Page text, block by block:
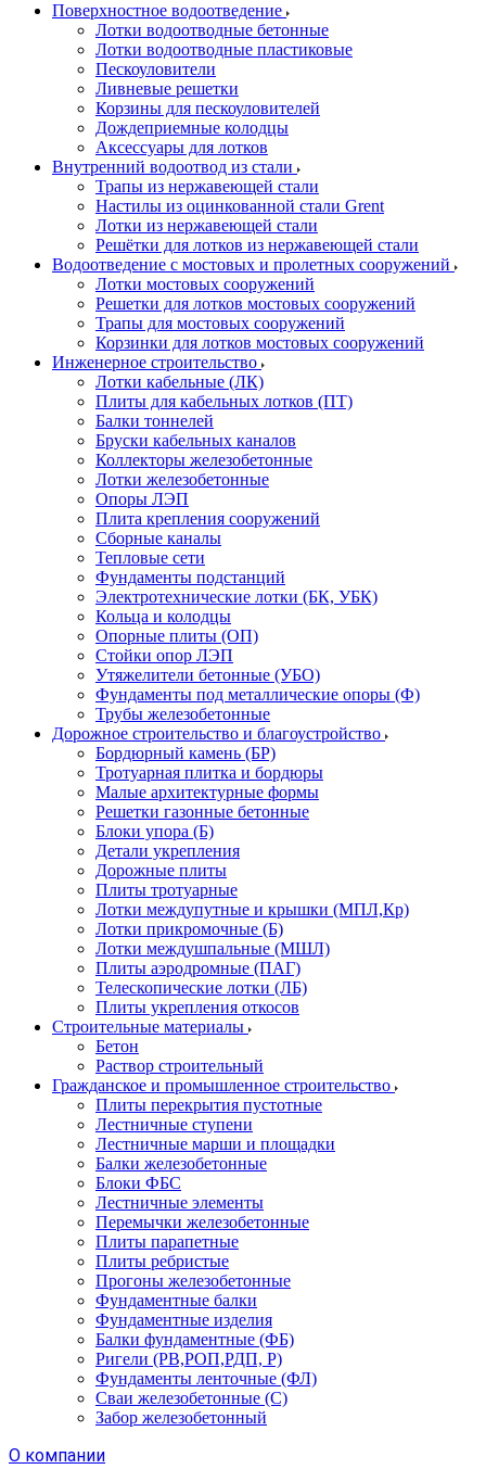
Поверхностное водоотведение
Лотки водоотводные бетонные
Лотки водоотводные пластиковые
Пескоуловители
Ливневые решетки
Корзины для пескоуловителей
Дождеприемные колодцы
Аксессуары для лотков
Внутренний водоотвод из стали
Трапы из нержавеющей стали
Настилы из оцинкованной стали Grent
Лотки из нержавеющей стали
Решётки для лотков из нержавеющей стали
Водоотведение с мостовых и пролетных сооружений
Лотки мостовых сооружений
Решетки для лотков мостовых сооружений
Трапы для мостовых сооружений
Корзинки для лотков мостовых сооружений
Инженерное строительство
Лотки кабельные (ЛК)
Плиты для кабельных лотков (ПТ)
Балки тоннелей
Бруски кабельных каналов
Коллекторы железобетонные
Лотки железобетонные
Опоры ЛЭП
Плита крепления сооружений
Сборные каналы
Тепловые сети
Фундаменты подстанций
Электротехнические лотки (БК, УБК)
Кольца и колодцы
Опорные плиты (ОП)
Стойки опор ЛЭП
Утяжелители бетонные (УБО)
Фундаменты под металлические опоры (Ф)
Трубы железобетонные
Дорожное строительство и благоустройство
Бордюрный камень (БР)
Тротуарная плитка и бордюры
Малые архитектурные формы
Решетки газонные бетонные
Блоки упора (Б)
Детали укрепления
Дорожные плиты
Плиты тротуарные
Лотки междупутные и крышки (МПЛ,Кр)
Лотки прикромочные (Б)
Лотки междушпальные (МШЛ)
Плиты аэродромные (ПАГ)
Телескопические лотки (ЛБ)
Плиты укрепления откосов
Строительные материалы
Бетон
Раствор строительный
Гражданское и промышленное строительство
Плиты перекрытия пустотные
Лестничные ступени
Лестничные марши и площадки
Балки железобетонные
Блоки ФБС
Лестничные элементы
Перемычки железобетонные
Плиты парапетные
Плиты ребристые
Прогоны железобетонные
Фундаментные балки
Фундаментные изделия
Балки фундаментные (ФБ)
Ригели (РВ,РОП,РДП, Р)
Фундаменты ленточные (ФЛ)
Сваи железобетонные (С)
Забор железобетонный
О компании